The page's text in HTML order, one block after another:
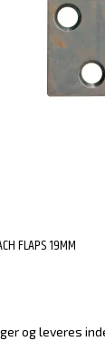
FLAPS 19MM
og leveres